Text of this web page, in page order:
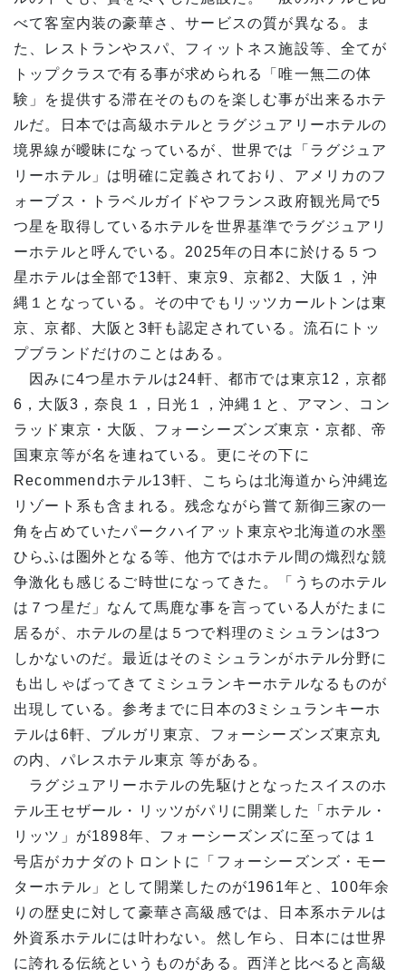
べて客室内装の豪華さ、サービスの質が異なる。ま
た、レストランやスパ、フィットネス施設等、全てが
トップクラスで有る事が求められる「唯一無二の体
験」を提供する滞在そのものを楽しむ事が出来るホテ
ルだ。日本では高級ホテルとラグジュアリーホテルの
境界線が曖昧になっているが、世界では「ラグジュア
リーホテル」は明確に定義されており、アメリカのフ
ォーブス・トラベルガイドやフランス政府観光局で5
つ星を取得しているホテルを世界基準でラグジュアリ
ーホテルと呼んでいる。2025年の日本に於ける５つ
星ホテルは全部で13軒、東京9、京都2、大阪１，沖
縄１となっている。その中でもリッツカールトンは東
京、京都、大阪と3軒も認定されている。流石にトッ
プブランドだけのことはある。
因みに4つ星ホテルは24軒、都市では東京12，京都
6，大阪3，奈良１，日光１，沖縄１と、アマン、コン
ラッド東京・大阪、フォーシーズンズ東京・京都、帝
国東京等が名を連ねている。更にその下に
Recommendホテル13軒、こちらは北海道から沖縄迄
リゾート系も含まれる。残念ながら嘗て新御三家の一
角を占めていたパークハイアット東京や北海道の水墨
ひらふは圏外となる等、他方ではホテル間の熾烈な競
争激化も感じるご時世になってきた。「うちのホテル
は７つ星だ」なんて馬鹿な事を言っている人がたまに
居るが、ホテルの星は５つで料理のミシュランは3つ
しかないのだ。最近はそのミシュランがホテル分野に
も出しゃばってきてミシュランキーホテルなるものが
出現している。参考までに日本の3ミシュランキーホ
テルは6軒、ブルガリ東京、フォーシーズンズ東京丸
の内、パレスホテル東京 等がある。
ラグジュアリーホテルの先駆けとなったスイスのホ
テル王セザール・リッツがパリに開業した「ホテル・
リッツ」が1898年、フォーシーズンズに至っては１
号店がカナダのトロントに「フォーシーズンズ・モー
ターホテル」として開業したのが1961年と、100年余
りの歴史に対して豪華さ高級感では、日本系ホテルは
外資系ホテルには叶わない。然し乍ら、日本には世界
に誇れる伝統というものがある。西洋と比べると高級